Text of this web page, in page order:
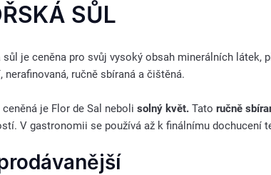
SŮL
je ceněna pro svůj vysoký obsah minerálních látek,
nerafinovaná, ručně sbíraná a čištěná.
je Flor de Sal neboli solný květ. Tato ručně
V gastronomii se používá až k finálnímu dochucení